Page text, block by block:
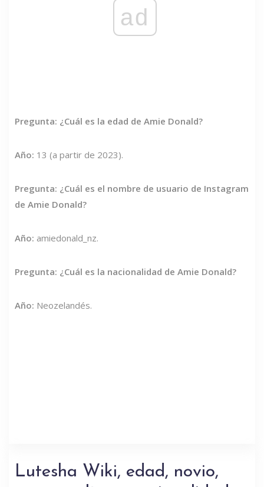
ad
Pregunta: ¿Cuál es la edad de Amie Donald?
Año: 13 (a partir de 2023).
Pregunta: ¿Cuál es el nombre de usuario de Instagram
de Amie Donald?
Año: amiedonald_nz.
Pregunta: ¿Cuál es la nacionalidad de Amie Donald?
Año: Neozelandés.
Lutesha Wiki, edad, novio,